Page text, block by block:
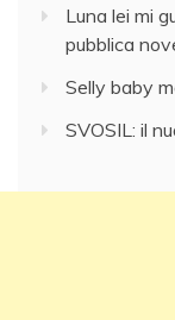
Luna lei mi
pubblica
Selly baby
SVOSIL: il